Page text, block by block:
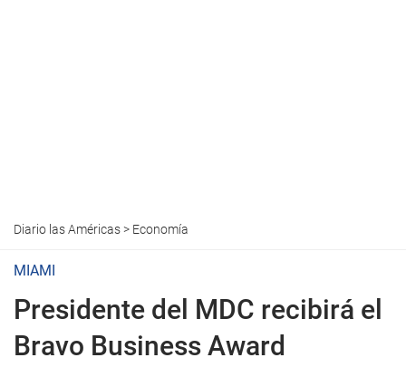
Diario las Américas> Economía
MIAMI
Presidente del MDC recibirá el
Bravo Business Award